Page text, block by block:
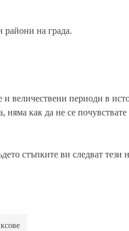
райони на града.
величествени периоди в
няма как да не се
стъпките ви следват тези